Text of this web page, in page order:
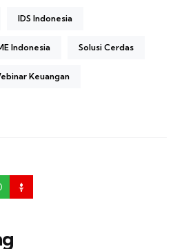
IDS Indonesia
Indonesia Solusi Cerdas
Keuangan